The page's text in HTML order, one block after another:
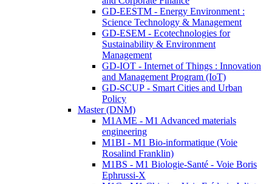
GD-EESTM - Energy Environment :
Science Technology & Management
GD-ESEM - Ecotechnologies for
Sustainability & Environment
Management
GD-IOT - Internet of Things : Innovation
and Management Program (IoT)
GD-SCUP - Smart Cities and Urban
Policy
Master (DNM)
M1AME - M1 Advanced materials
engineering
M1BI - M1 Bio-informatique (Voie
Rosalind Franklin)
M1BS - M1 Biologie-Santé - Voie Boris
Ephrussi-X